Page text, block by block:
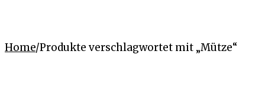
Home/Produkte verschlagwortet mit „Mütze“